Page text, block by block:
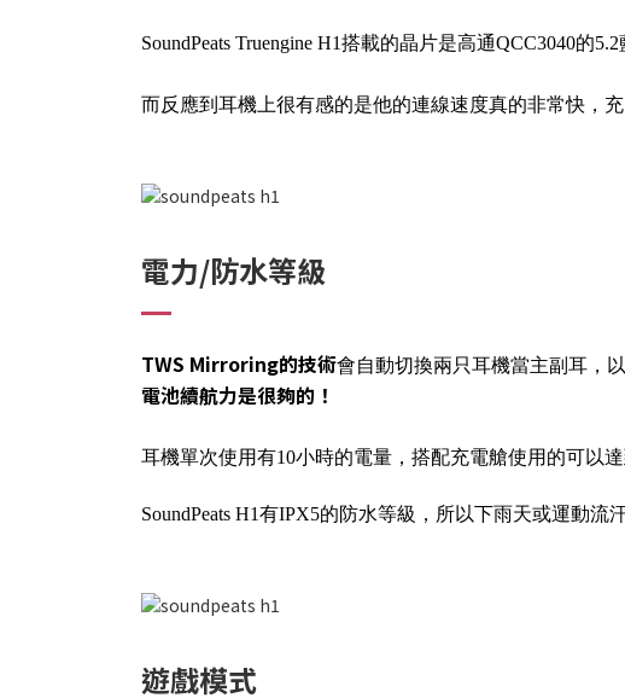
SoundPeats Truengine H1搭載的晶片是高通QCC3040的
而反應到耳機上很有感的是他的連線速度真的非常快，
電力/防水等級
TWS Mirroring的技術會自動切換兩只耳機當主副耳，
電池續航力是很夠的！
耳機單次使用有10小時的電量，搭配充電艙使用的可以
SoundPeats H1有IPX5的防水等級，所以下雨天或運動流
遊戲模式